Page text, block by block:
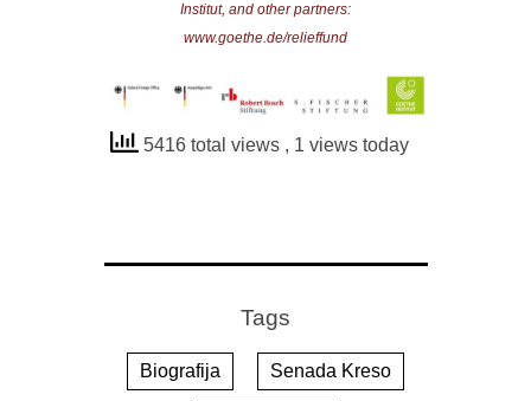
Institut, and other partners:
www.goethe.de/relieffund
5416 total views , 1 views today
Tags
Biografija Senada Kreso